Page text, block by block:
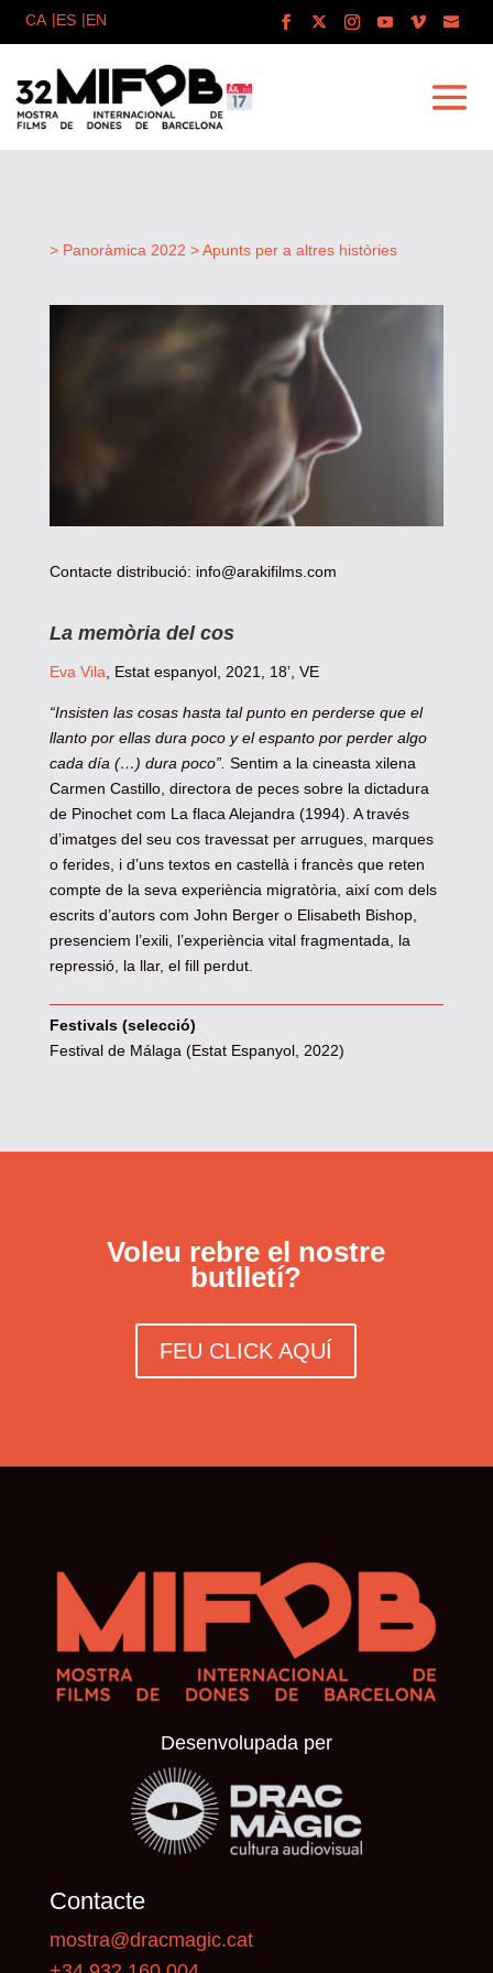
> Panoràmica 2022 > Apunts per a altres històries
Contacte distribució: info@arakifilms.com
La memòria del cos
Eva Vila , Estat espanyol, 2021, 18’, VE
“Insisten las cosas hasta tal punto en perderse que el
llanto por ellas dura poco y el espanto por perder algo
cada día (…) dura poco”. Sentim a la cineasta xilena
Carmen Castillo, directora de peces sobre la dictadura
de Pinochet com La flaca Alejandra (1994). A través
d’imatges del seu cos travessat per arrugues, marques
o ferides, i d’uns textos en castellà i francès que reten
compte de la seva experiència migratòria, així com dels
escrits d’autors com John Berger o Elisabeth Bishop,
presenciem l’exili, l’experiència vital fragmentada, la
repressió, la llar, el fill perdut.
Festivals (selecció)
Festival de Málaga (Estat Espanyol, 2022)
Voleu rebre el nostre
butlletí?
FEU CLICK AQUÍ
Desenvolupada per
Contacte
mostra@dracmagic.cat